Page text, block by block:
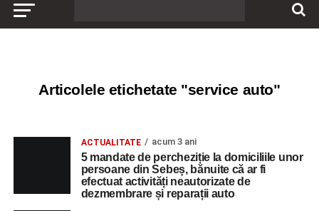
Articolele etichetate "service auto"
ACTUALITATE acum 3 ani
5 mandate de percheziție la domiciliile unor
persoane din Sebeș, bănuite că ar fi
efectuat activități neautorizate de
dezmembrare și reparații auto